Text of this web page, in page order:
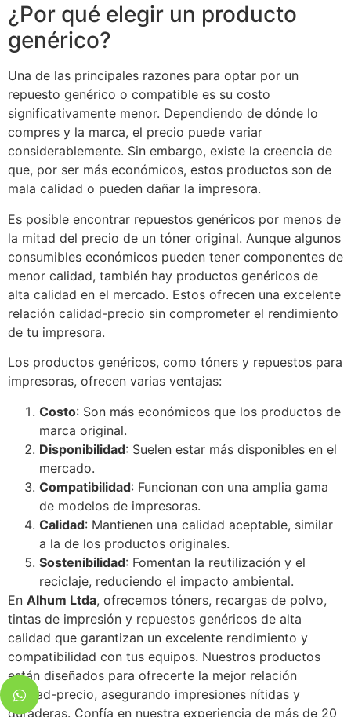
¿Por qué elegir un producto
genérico?
Una de las principales razones para optar por un
repuesto genérico o compatible es su costo
significativamente menor. Dependiendo de dónde lo
compres y la marca, el precio puede variar
considerablemente. Sin embargo, existe la creencia de
que, por ser más económicos, estos productos son de
mala calidad o pueden dañar la impresora.
Es posible encontrar repuestos genéricos por menos de
la mitad del precio de un tóner original. Aunque algunos
consumibles económicos pueden tener componentes de
menor calidad, también hay productos genéricos de
alta calidad en el mercado. Estos ofrecen una excelente
relación calidad-precio sin comprometer el rendimiento
de tu impresora.
Los productos genéricos, como tóners y repuestos para
impresoras, ofrecen varias ventajas:
Costo: Son más económicos que los productos de
marca original.
Disponibilidad: Suelen estar más disponibles en el
mercado.
Compatibilidad: Funcionan con una amplia gama
de modelos de impresoras.
Calidad: Mantienen una calidad aceptable, similar
a la de los productos originales.
Sostenibilidad: Fomentan la reutilización y el
reciclaje, reduciendo el impacto ambiental.
En Alhum Ltda, ofrecemos tóners, recargas de polvo,
tintas de impresión y repuestos genéricos de alta
calidad que garantizan un excelente rendimiento y
compatibilidad con tus equipos. Nuestros productos
están diseñados para ofrecerte la mejor relación
calidad-precio, asegurando impresiones nítidas y
duraderas. Confía en nuestra experiencia de más de 20